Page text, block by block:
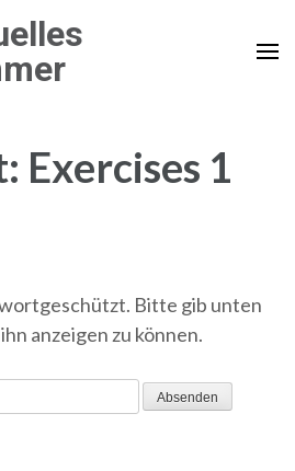
Exercises 1
Bitte gib unten
anzeigen zu können.